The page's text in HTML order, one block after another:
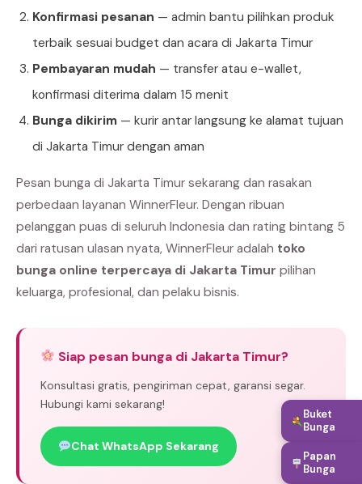
Konfirmasi pesanan — admin bantu pilihkan produk
terbaik sesuai budget dan acara di Jakarta Timur
Pembayaran mudah — transfer atau e-wallet,
konfirmasi diterima dalam 15 menit
Bunga dikirim — kurir antar langsung ke alamat tujuan
di Jakarta Timur dengan aman
Pesan bunga di Jakarta Timur sekarang dan rasakan
perbedaan layanan WinnerFleur. Dengan ribuan
pelanggan puas di seluruh Indonesia dan rating bintang 5
dari ratusan ulasan nyata, WinnerFleur adalah toko
bunga online terpercaya di Jakarta Timur pilihan
keluarga, profesional, dan pelaku bisnis.
Siap pesan bunga di Jakarta Timur?
Konsultasi gratis, pengiriman cepat, garansi segar.
Hubungi kami sekarang!
Chat WhatsApp Sekarang
Buket
Bunga
Papan
Bunga